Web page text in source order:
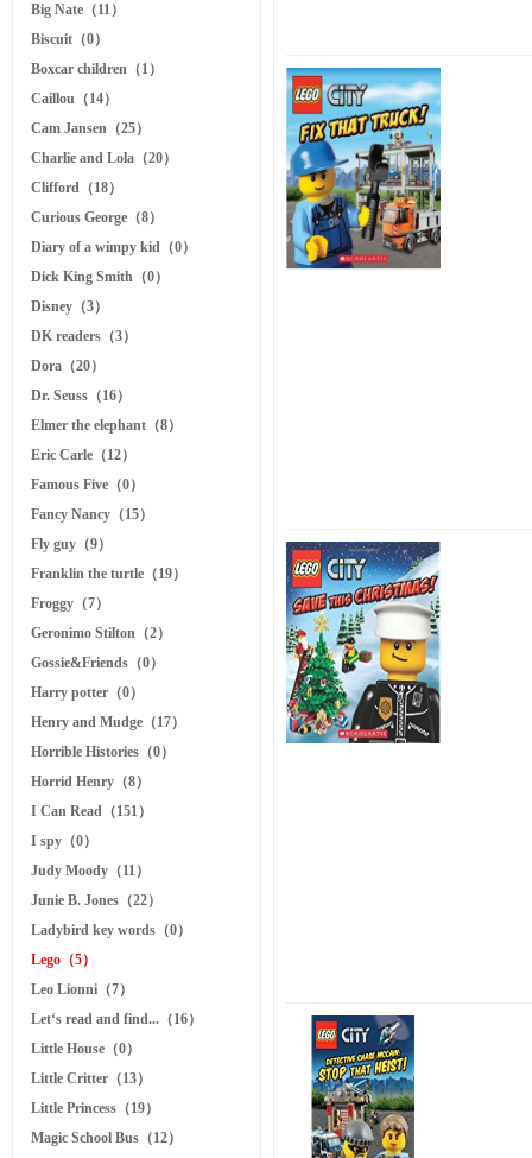
Big Nate（11）
Biscuit（0）
Boxcar children（1）
Caillou（14）
Cam Jansen（25）
Charlie and Lola（20）
Clifford（18）
Curious George（8）
Diary of a wimpy kid（0）
Dick King Smith（0）
Disney（3）
DK readers（3）
Dora（20）
Dr. Seuss（16）
Elmer the elephant（8）
Eric Carle（12）
Famous Five（0）
Fancy Nancy（15）
Fly guy（9）
Franklin the turtle（19）
Froggy（7）
Geronimo Stilton（2）
Gossie&Friends（0）
Harry potter（0）
Henry and Mudge（17）
Horrible Histories（0）
Horrid Henry（8）
I Can Read（151）
I spy（0）
Judy Moody（11）
Junie B. Jones（22）
Ladybird key words（0）
Lego（5）
Leo Lionni（7）
Let‘s read and find...（16）
Little House（0）
Little Critter（13）
Little Princess（19）
Magic School Bus（12）